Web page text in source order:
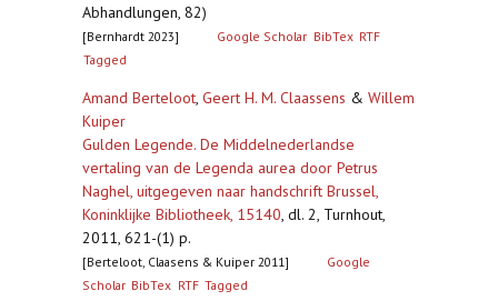
Abhandlungen, 82)
[Bernhardt 2023] Google Scholar BibTex RTF
Tagged
Amand Berteloot, Geert H. M. Claassens & Willem
Kuiper
Gulden Legende. De Middelnederlandse
vertaling van de Legenda aurea door Petrus
Naghel, uitgegeven naar handschrift Brussel,
Koninklijke Bibliotheek, 15140, dl. 2, Turnhout,
2011, 621-(1) p.
[Berteloot, Claasens & Kuiper 2011]
Google
Scholar BibTex RTF Tagged